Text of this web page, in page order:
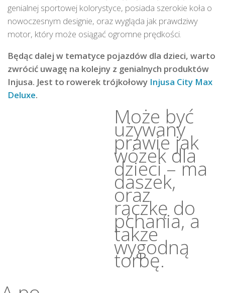
genialnej sportowej kolorystyce, posiada szerokie koła o
nowoczesnym designie, oraz wygląda jak prawdziwy
motor, który może osiągać ogromne prędkości.
Będąc dalej w tematyce pojazdów dla dzieci, warto
zwrócić uwagę na kolejny z genialnych produktów
Injusa. Jest to rowerek trójkołowy Injusa City Max
Deluxe.
Może być
używany
prawie jak
wózek dla
dzieci – ma
daszek,
oraz
rączkę do
pchania, a
także
wygodną
torbę.